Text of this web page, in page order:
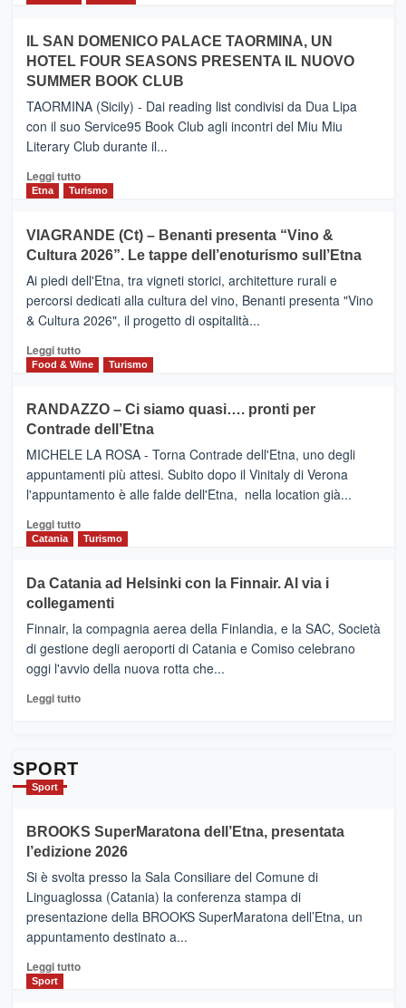
Zanzibar
da
Neos
PIEDIMONTE
ETNEO
–
Meta
turistica
privilegiata
secondo
dati
di
Anche
la
Alcantara
nei
primi
nella
classifica
IL SAN DOMENICO PALACE TAORMINA, UN
HOTEL FOUR SEASONS PRESENTA IL NUOVO
SUMMER BOOK CLUB
TAORMINA (Sicily) - Dai reading list condivisi da Dua Lipa
con il suo Service95 Book Club agli incontri del Miu Miu
Literary Club durante il...
Leggi tuttoLeggi
di
IL
SAN
DOMENICO
PALACE
TAORMINA,
UN
HOTEL
FOUR
IL
NUOVO
SUMMER
CLUB
Etna Turismo
VIAGRANDE (Ct) – Benanti presenta “Vino &
Cultura 2026”. Le tappe dell’enoturismo sull’Etna
Ai piedi dell'Etna, tra vigneti storici, architetture rurali e
percorsi dedicati alla cultura del vino, Benanti presenta "Vino
& Cultura 2026", il progetto di ospitalità...
Leggi tuttoLeggi
di
VIAGRANDE
(Ct)
–
Benanti
presenta
“Vino
&
Cultura
tappe
dell’enoturismo
Food & Wine Turismo
RANDAZZO – Ci siamo quasi…. pronti per
Contrade dell’Etna
MICHELE LA ROSA - Torna Contrade dell'Etna, uno degli
appuntamenti più attesi. Subito dopo il Vinitaly di Verona
l'appuntamento è alle falde dell'Etna, nella location già...
Leggi tuttoLeggi
di
RANDAZZO
–
Ci
siamo
quasi….
pronti
per
Catania Turismo
Da Catania ad Helsinki con la Finnair. Al via i
collegamenti
Finnair, la compagnia aerea della Finlandia, e la SAC, Società
di gestione degli aeroporti di Catania e Comiso celebrano
oggi l'avvio della nuova rotta che...
Leggi tuttoLeggi
con
la
Al
via
i
collegamenti
SPORT
Sport
BROOKS SuperMaratona dell’Etna, presentata
l’edizione 2026
Si è svolta presso la Sala Consiliare del Comune di
Linguaglossa (Catania) la conferenza stampa di
presentazione della BROOKS SuperMaratona dell’Etna, un
appuntamento destinato a...
Leggi tuttoLeggi
Sport